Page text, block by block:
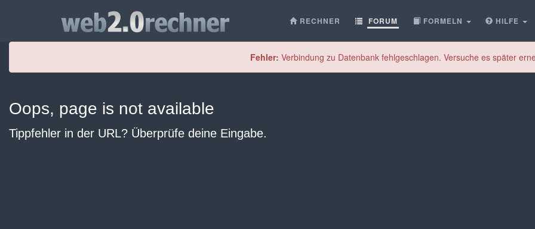
RECHNER FORUM FORMELN HILFE
Fehler: Verbindung zu Datenbank fehlgeschlagen. Versuche es später
Oops, page is not available
Tippfehler in der URL? Überprüfe deine Eingabe.